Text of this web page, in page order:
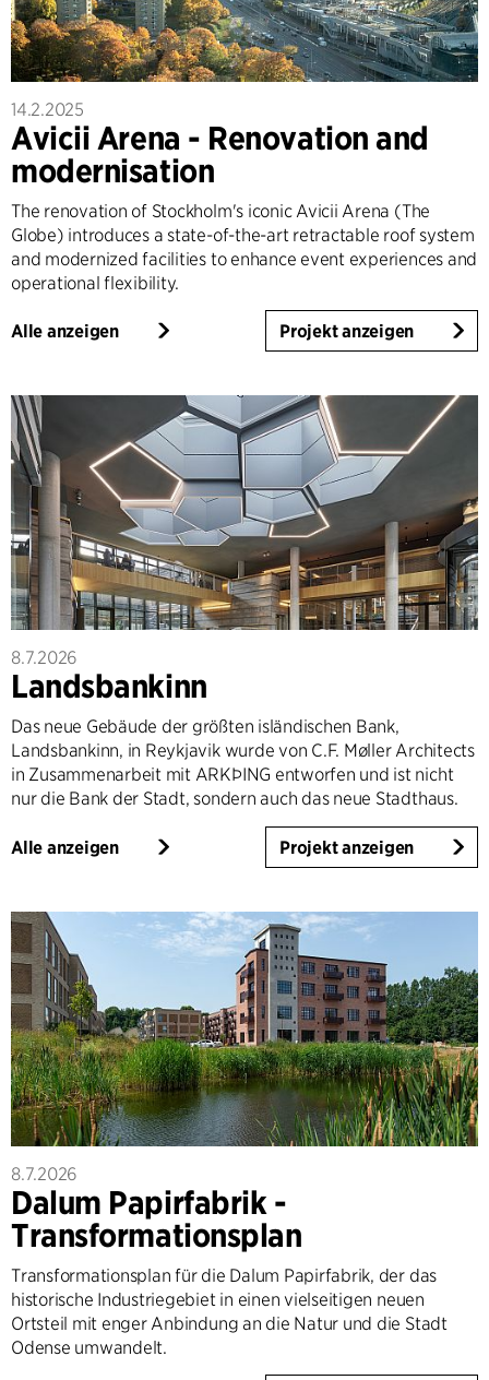
14.2.2025
Avicii Arena - Renovation and
modernisation
The renovation of Stockholm's iconic Avicii Arena (The
Globe) introduces a state-of-the-art retractable roof system
and modernized facilities to enhance event experiences and
operational flexibility.
Alle anzeigen Projekt anzeigen
8.7.2026
Landsbankinn
Das neue Gebäude der größten isländischen Bank,
Landsbankinn, in Reykjavik wurde von C.F. Møller Architects
in Zusammenarbeit mit ARKÞING entworfen und ist nicht
nur die Bank der Stadt, sondern auch das neue Stadthaus.
Alle anzeigen Projekt anzeigen
8.7.2026
Dalum Papirfabrik -
Transformationsplan
Transformationsplan für die Dalum Papirfabrik, der das
historische Industriegebiet in einen vielseitigen neuen
Ortsteil mit enger Anbindung an die Natur und die Stadt
Odense umwandelt.